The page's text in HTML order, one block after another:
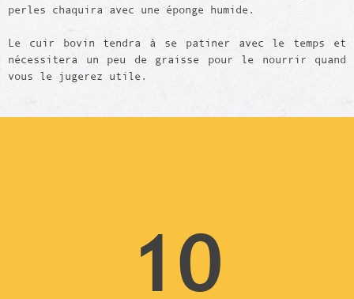
perles chaquira avec une éponge humide.
Le cuir bovin tendra à se patiner avec le temps et
nécessitera un peu de graisse pour le nourrir quand
vous le jugerez utile.
10